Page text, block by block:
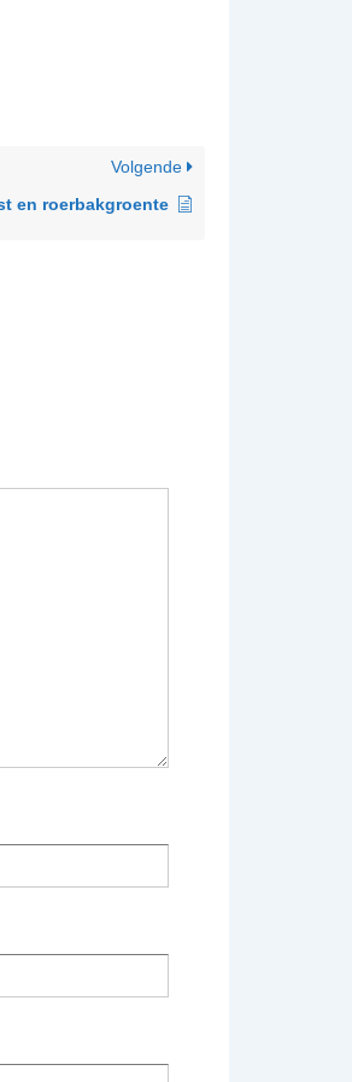
Volgende
en roerbakgroente